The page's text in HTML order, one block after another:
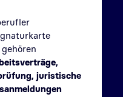
juristische